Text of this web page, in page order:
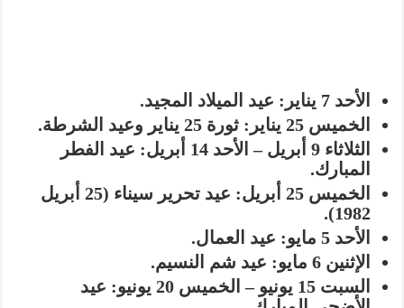
الأحد 7 يناير:
عيد الميلاد المجيد.
الخميس 25 يناير:
ثورة 25 يناير وعيد الشرطة.
الثلاثاء 9 أبريل – الأحد 14 أبريل:
عيد الفطر
المبارك.
الخميس 25 أبريل:
عيد تحرير سيناء (25 أبريل
1982).
الأحد 5 مايو:
عيد العمال.
الإثنين 6 مايو:
عيد شم النسيم.
السبت 15 يونيو – الخميس 20 يونيو:
عيد